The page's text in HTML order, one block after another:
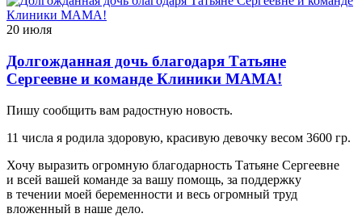
20 июля
Долгожданная дочь благодаря Татьяне
Сергеевне и команде Клиники МАМА!
Пишу сообщить вам радостную новость.
11 числа я родила здоровую, красивую девочку весом 3600 гр.
Хочу выразить огромную благодарность Татьяне Сергеевне
и всей вашей команде за вашу помощь, за поддержку
в течении моей беременности и весь огромный труд
вложенный в наше дело.